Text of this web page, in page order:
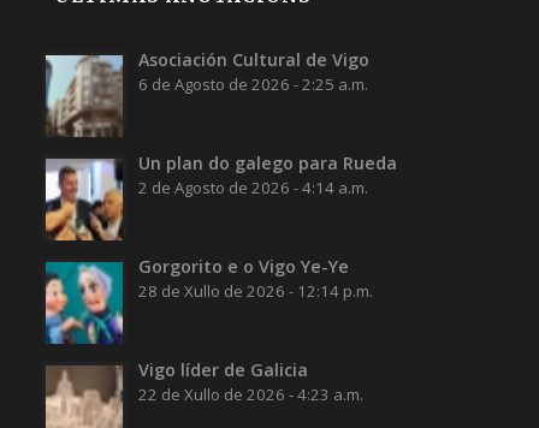
Asociación Cultural de Vigo
6 de Agosto de 2026 - 2:25 a.m.
Un plan do galego para Rueda
2 de Agosto de 2026 - 4:14 a.m.
Gorgorito e o Vigo Ye-Ye
28 de Xullo de 2026 - 12:14 p.m.
Vigo líder de Galicia
22 de Xullo de 2026 - 4:23 a.m.